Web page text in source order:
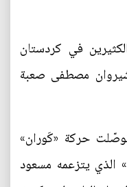
في كردستان
مصطفى صعبة
2014، عندما توصّلت حركة «كَوران»
الذي يتزعمه مسعود